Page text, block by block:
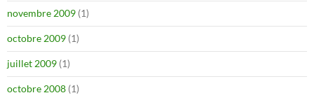
novembre 2009 (1)
octobre 2009 (1)
juillet 2009 (1)
octobre 2008 (1)